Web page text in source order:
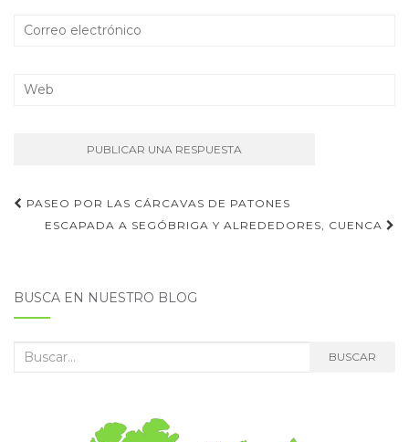
Navegación
PASEO POR LAS CÁRCAVAS DE PATONES
ESCAPADA A SEGÓBRIGA Y ALREDEDORES, CUENCA
BUSCA EN NUESTRO BLOG
Buscar: BUSCAR